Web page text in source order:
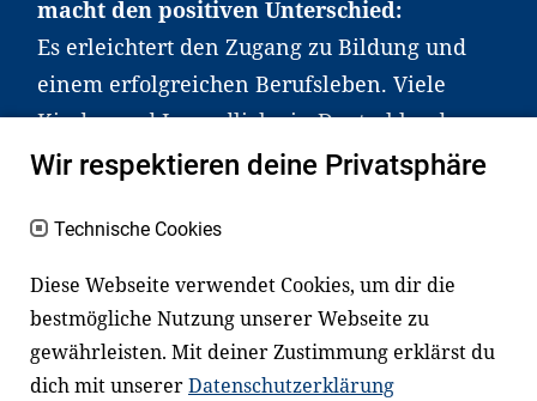
macht den positiven Unterschied:
Es erleichtert den Zugang zu Bildung und
einem erfolgreichen Berufsleben. Viele
Kinder und Jugendliche in Deutschland
haben aber große Schwierigkeiten dabei.
an Familien sowie an Erzieher*innen,
Lehrer*innen und andere
Fachexpert*innen. Dafür arbeiten wir eng
mit Ministerien, wissenschaftlichen
Einrichtungen, Verbänden, Unternehmen
Wir respektieren deine Privatsphäre
Technische Cookies
Diese Webseite verwendet Cookies, um dir die
bestmögliche Nutzung unserer Webseite zu
gewährleisten. Mit deiner Zustimmung erklärst du
dich mit unsererDatenschutzerklärung